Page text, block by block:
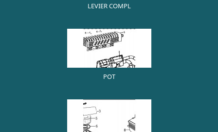
LEVIER COMPL
POT